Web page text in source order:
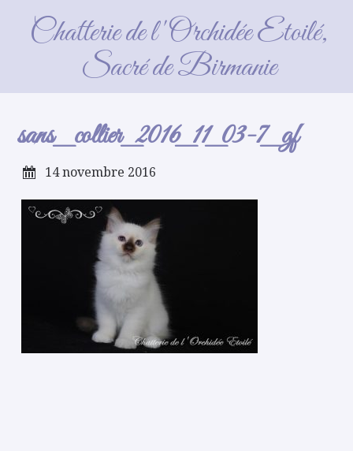
Chatterie de l'Orchidée Etoilé,
Sacré de Birmanie
sans_collier_2016_11_03-7_gf
sans_collier_2016_11_03-7_gf
14 novembre 2016